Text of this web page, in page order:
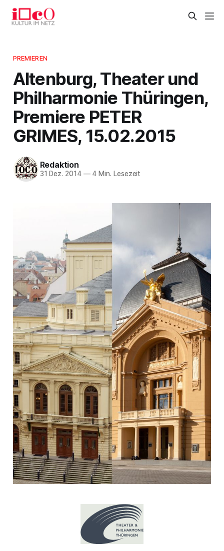
PREMIEREN
Altenburg, Theater und
Philharmonie Thüringen,
Premiere PETER
GRIMES, 15.02.2015
Redaktion
31 Dez. 2014 —4 Min. Lesezeit